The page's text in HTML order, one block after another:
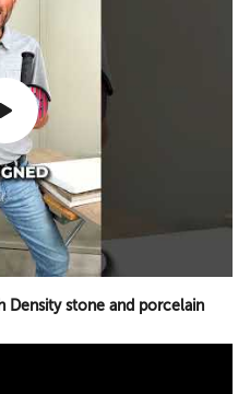
Density stone and porcelain